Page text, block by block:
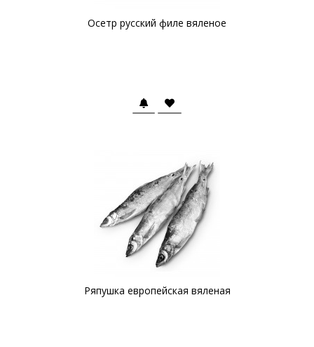
Осетр русский филе вяленое
Ряпушка европейская вяленая